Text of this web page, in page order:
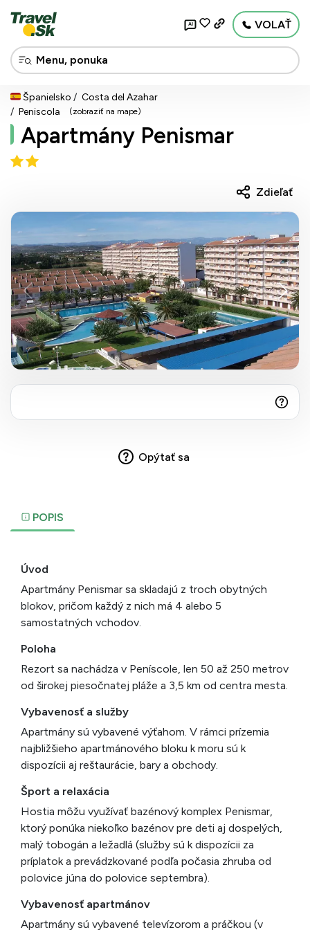
AI VOLAŤ
Španielsko
Costa del Azahar
Peniscola
(zobraziť na mape)
Apartmány Penismar
Zdieľať
POPIS
Úvod
Apartmány Penismar sa skladajú z troch obytných
blokov, pričom každý z nich má 4 alebo 5
samostatných vchodov.
Poloha
Rezort sa nachádza v Peníscole, len 50 až 250 metrov
od širokej piesočnatej pláže a 3,5 km od centra mesta.
Vybavenosť a služby
Apartmány sú vybavené výťahom. V rámci prízemia
najbližšieho apartmánového bloku k moru sú k
dispozícii aj reštaurácie, bary a obchody.
Šport a relaxácia
Hostia môžu využívať bazénový komplex Penismar,
ktorý ponúka niekoľko bazénov pre deti aj dospelých,
malý tobogán a ležadlá (služby sú k dispozícii za
príplatok a prevádzkované podľa počasia zhruba od
polovice júna do polovice septembra).
Vybavenosť apartmánov
Apartmány sú vybavené televízorom a práčkou (v
Opýtať sa